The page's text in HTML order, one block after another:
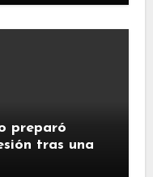
preparó
tras una